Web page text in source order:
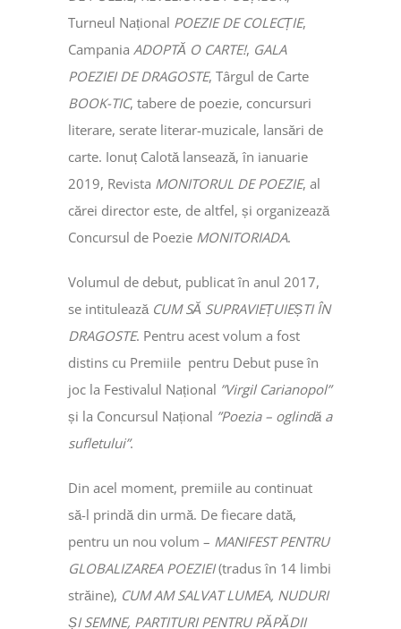
Turneul Național POEZIE DE COLECȚIE,
CampaniaADOPTĂ O CARTE!, GALA
POEZIEI DE DRAGOSTE, Târgul de Carte
BOOK-TIC, tabere de poezie, concursuri
literare, serate literar-muzicale, lansări de
carte. Ionuț Calotă lansează, în ianuarie
2019, Revista MONITORUL DE POEZIE, al
cărei director este, de altfel, și organizează
Concursul de Poezie MONITORIADA.
Volumul de debut, publicat în anul 2017,
se intitulează CUM SĂ SUPRAVIEȚUIEȘTI ÎN
DRAGOSTE. Pentru acest volum a fost
distins cu Premiile pentru Debut puse în
joc la Festivalul Național ”Virgil Carianopol”
și la Concursul Național ”Poezia – oglindă a
sufletului”.
Din acel moment, premiile au continuat
să-l prindă din urmă. De fiecare dată,
pentru un nou volum – MANIFEST PENTRU
GLOBALIZAREA POEZIEI(tradus în 14 limbi
străine), CUM AM SALVAT LUMEA, NUDURI
ȘI SEMNE, PARTITURI PENTRU PĂPĂDII